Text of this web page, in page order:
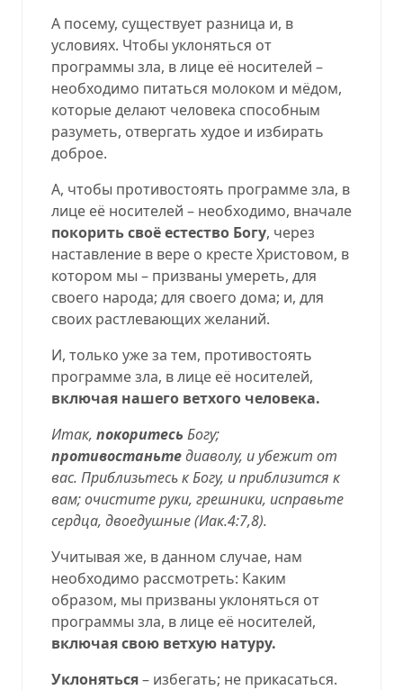
А посему, существует разница и, в
условиях. Чтобы уклоняться от
программы зла, в лице её носителей –
необходимо питаться молоком и мёдом,
которые делают человека способным
разуметь, отвергать худое и избирать
доброе.
А, чтобы противостоять программе зла, в
лице её носителей – необходимо, вначале
покорить своё естество Богу, через
наставление в вере о кресте Христовом, в
котором мы – призваны умереть, для
своего народа; для своего дома; и, для
своих растлевающих желаний.
И, только уже за тем, противостоять
программе зла, в лице её носителей,
включая нашего ветхого человека.
Итак, покоритесь Богу;
противостаньтедиаволу, и убежит от
вас. Приблизьтесь к Богу, и приблизится к
вам; очистите руки, грешники, исправьте
сердца, двоедушные (Иак.4:7,8).
Учитывая же, в данном случае, нам
необходимо рассмотреть: Каким
образом, мы призваны уклоняться от
программы зла, в лице её носителей,
включая свою ветхую натуру.
Уклоняться– избегать; не прикасаться.